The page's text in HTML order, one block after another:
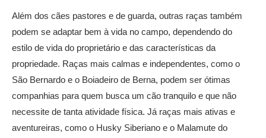
Além dos cães pastores e de guarda, outras raças também
podem se adaptar bem à vida no campo, dependendo do
estilo de vida do proprietário e das características da
propriedade. Raças mais calmas e independentes, como o
São Bernardo e o Boiadeiro de Berna, podem ser ótimas
companhias para quem busca um cão tranquilo e que não
necessite de tanta atividade física. Já raças mais ativas e
aventureiras, como o Husky Siberiano e o Malamute do